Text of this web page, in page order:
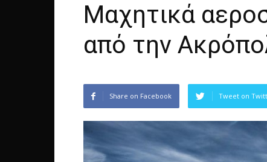
Μαχητικά
από την
Share on Facebook Tweet on